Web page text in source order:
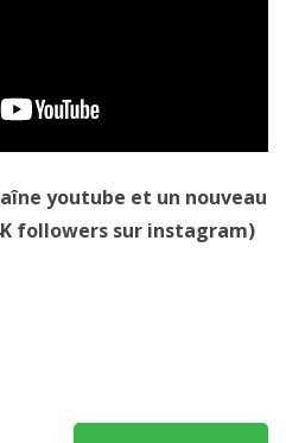
youtube et un nouveau
followers sur instagram)